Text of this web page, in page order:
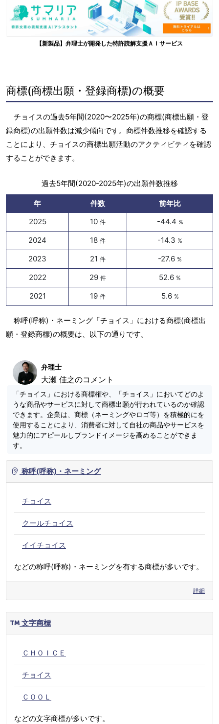
【新製品】弁理士が開発した特許読解支援ＡＩサービス
商標(商標出願・登録商標)の概要
チョイスの過去5年間(2020〜2025年)の商標(商標出願・登
録商標)の出願件数は減少傾向です。商標件数推移を確認する
ことにより、チョイスの商標出願活動のアクティビティを確認
することができます。
過去5年間(2020-2025年)の出願件数推移
年 件数
前年比
2025
10 件 -44.4 %
2024 18 件 -14.3 %
2023 21 件 -27.6 %
2022 29 件 52.6 %
2021 19 件 5.6 %
称呼(呼称)・ネーミング「チョイス」における商標(商標出
願・登録商標)の概要は、以下の通りです。
弁理士
大瀬 佳之のコメント
「チョイス」における商標権や、「チョイス」においてどのよ
うな商品やサービスに対して商標出願が行われているのか確認
できます。企業は、商標（ネーミングやロゴ等）を積極的にを
使用することにより、消費者に対して自社の商品やサービスを
魅力的にアピールしブランドイメージを高めることができま
す。
称呼(呼称)・ネーミング
チョイス
クールチョイス
イイチョイス
などの称呼(呼称)・ネーミングを有する商標が多いです。
詳細
文字商標
ＣＨＯＩＣＥ
チョイス
ＣＯＯＬ
などの文字商標が多いです。